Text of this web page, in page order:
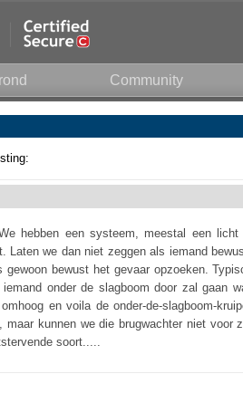
Community
hebben een systeem, meestal een
Laten we dan niet zeggen als iemand
bewust het gevaar opzoeken.
onder de slagboom door zal gaan
en voila de onder-de-slagboom-
kunnen we die brugwachter niet voor
soort.....